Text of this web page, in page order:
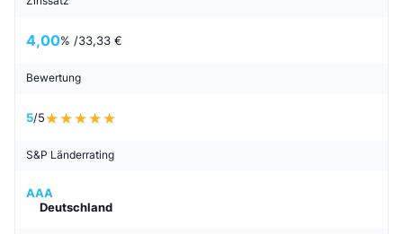
4,00% /33,33 €
Bewertung
5/5
S&P Länderrating
AAA
Deutschland